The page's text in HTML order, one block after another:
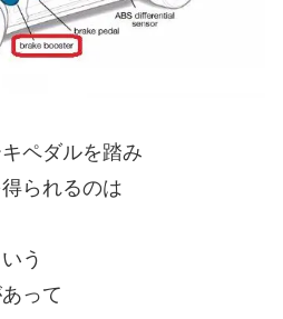
ペダルを踏み
られるのは
う
って